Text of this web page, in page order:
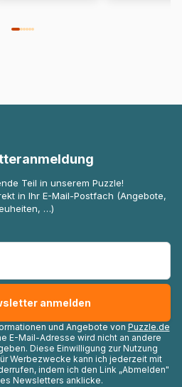
Teil in unserem Puzzle!
in Ihr E-Mail-Postfach (Angebote,
…)
und Angebote von Puzzle.de
E-Mail-Adresse wird nicht an andere
Diese Einwilligung zur Nutzung
Werbezwecke kann ich jederzeit mit
indem ich den Link „Abmelden"
Newsletters anklicke.